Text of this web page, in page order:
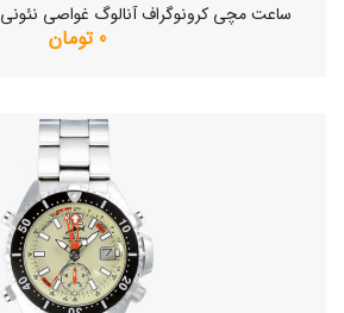
ساعت مچی کرونوگراف آنالوگ غواصی نئونی CBA.NEON.KB.SW
0 تومان